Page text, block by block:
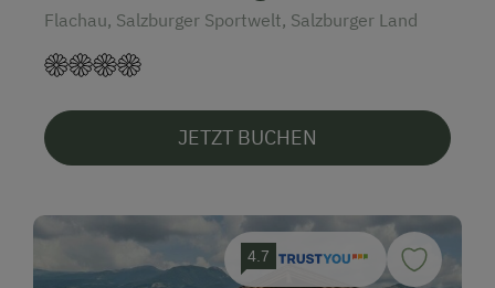
Flachau, Salzburger Sportwelt, Salzburger Land
JETZT BUCHEN
4.7